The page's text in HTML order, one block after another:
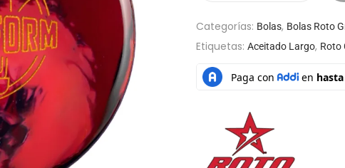
Categorías: Bolas, Bolas Roto
Etiquetas: Aceitado Largo, Roto